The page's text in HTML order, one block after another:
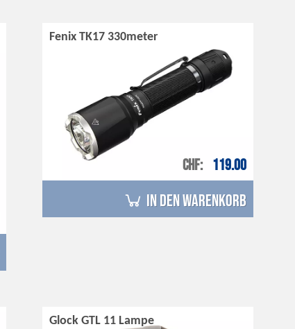
Fenix TK17 330meter
CHF 119.00
in den Warenkorb
Glock GTL 11 Lampe